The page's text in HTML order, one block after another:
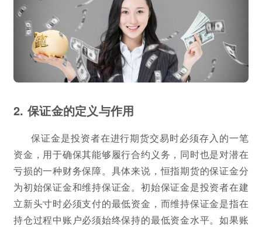
2. 保证金的定义与作用
保证金是投资者在进行期货交易时必须存入的一笔
资金，用于确保其能够履行合约义务，同时也是对潜在
亏损的一种财务保障。具体来说，恒指期货的保证金分
为初始保证金和维持保证金。初始保证金是投资者在建
立新头寸时必须支付的最低资金，而维持保证金是指在
持仓过程中账户必须始终保持的最低资金水平。如果账